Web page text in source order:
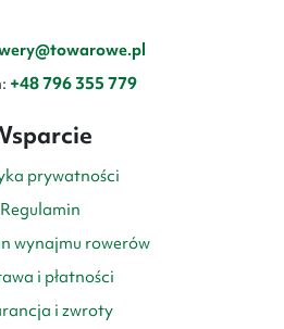
+48 796 355 779
prywatności
Regulamin
wynajmu rowerów
i płatności
i zwroty